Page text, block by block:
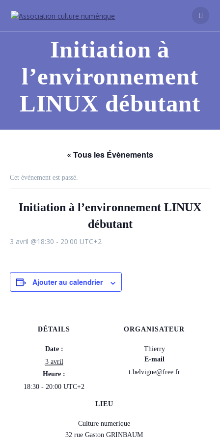
Initiation à
l’environnement
LINUX débutant
« Tous les Évènements
Cet évènement est passé.
Initiation à l’environnement LINUX
débutant
3 avril @18:30 - 20:00 UTC+2
Ajouter au calendrier
DÉTAILS
Date :
3 avril
Heure :
18:30 - 20:00 UTC+2
LIEU
Culture numerique
32 rue Gaston GRINBAUM
ORGANISATEUR
Thierry
E-mail
t.belvigne@free.fr